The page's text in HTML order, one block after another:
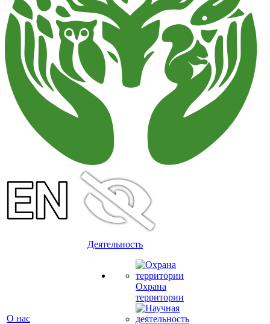
О нас
Деятельность
Охрана
территории